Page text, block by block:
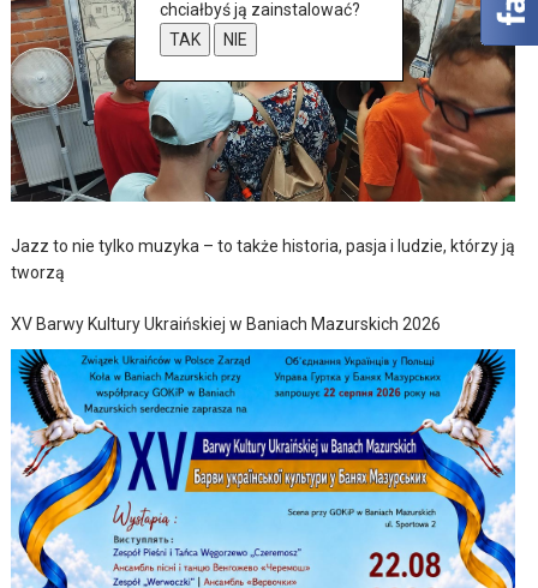
Jazz to nie tylko muzyka – to także historia, pasja i ludzie, którzy ją
tworzą
XV Barwy Kultury Ukraińskiej w Baniach Mazurskich 2026
chciałbyś ją zainstalować?
TAK
NIE